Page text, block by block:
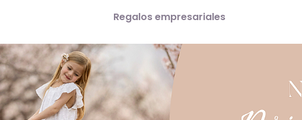
Regalos empresariales